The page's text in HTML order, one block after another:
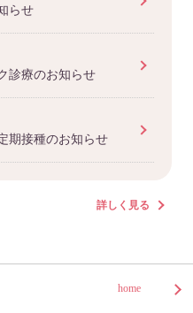
らせ
診療のお知らせ
期接種のお知らせ
詳しく見る
home